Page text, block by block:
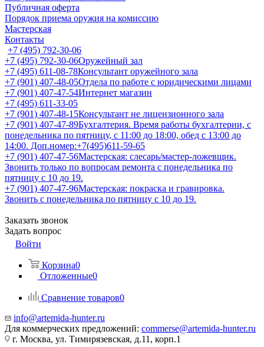
Публичная оферта
Порядок приема оружия на комиссию
Мастерская
Контакты
+7 (495) 792-30-06
+7 (495) 792-30-06Оружейный зал
+7 (495) 611-08-78Консультант оружейного зала
+7 (901) 407-48-05Отдела по работе с юридическими лицами
+7 (901) 407-47-54Интернет магазин
+7 (495) 611-33-05
+7 (901) 407-48-15Консультант не лицензионного зала
+7 (901) 407-47-89Бухгалтерия. Время работы бухгалтерии, с
понедельника по пятницу, с 11:00 до 18:00, обед с 13:00 до
14:00. Доп.номер:+7(495)611-59-65
+7 (901) 407-47-56Мастерская: слесарь/мастер-ложевщик.
Звонить только по вопросам ремонта с понедельника по
пятницу с 10 до 19.
+7 (901) 407-47-96Мастерская: покраска и гравировка.
Звонить с понедельника по пятницу с 10 до 19.
Заказать звонок
Задать вопрос
Войти
Корзина0
Отложенные0
Сравнение товаров0
info@artemida-hunter.ru
Для коммерческих предложений: commerse@artemida-hunter.ru
г. Москва, ул. Тимирязевская, д.11, корп.1